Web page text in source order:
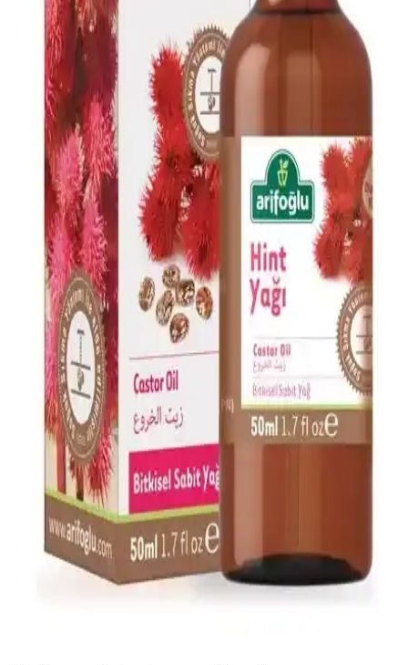
Doğalca Kojik Asit Sabunu: Leke Karşıtı ve Cilt
Tonunu Eşitleyen Doğal Temizlik Ürünü
Doğalca Kojik Asit Sabunu, doğal içerikleriyle leke karşıtı ve cilt
tonunu eşitleyen etkili bir temizlik sağlar, güvenli ve dermatolojik
testlerle onaylanmıştır.
Dermokil Kil, Argan ve Bitkisel Keratan İçeren Saç
Maskesi: Doğal ve Güçlendirici Bakım Çözümü
Doğal içeriklerle formüle edilen Dermokil Kil, Argan ve Bitkisel
Keratan saç maskesi, tüm saç tiplerine uygun olup, saçlara güç,
parlaklık ve yumuşaklık sağlar, düzenli kullanımda saç sağlığını
destekler.
Afrodizyak Etkili Parfümler: Cazibenizi Artıran
Doğal ve Çekici Kokular
Afrodizyak etkili parfümler, cinsel arzuyu ve çekiciliği artırmak için
doğal bileşenler ve özel notalar içerir. Doğru seçim ve kullanım ile
kişisel cazibenizi güçlendirebilirsiniz.
Alerji Dostu ve Doğal Makyaj Ürünleri: Güvenle
Kullanabileceğiniz En İyi Seçenekler
Alerji dostu ve doğal makyaj ürünleri, hassas ciltler için güvenli,
çevre dostu ve dermatolojik testlerden geçmiş seçenekler sunar.
Doğru ürün seçimiyle güzelliğinizi koruyabilirsiniz.
Arifoğlu Hint Yağı 50ml Doğal Cilt ve Saç
Bakımında Kullanılan Bitkisel Yağ
Arifoğlu Hint Yağı, %100 doğal, soğuk sıkım bitkisel içerik ile cilt